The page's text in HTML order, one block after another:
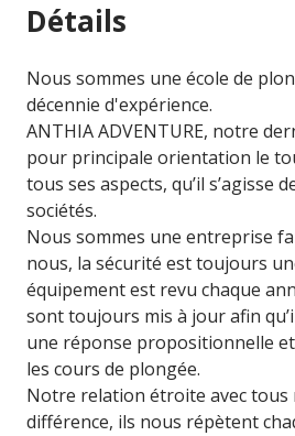
Détails
Nous sommes une école de
décennie d'expérience.
ANTHIA ADVENTURE, notre
pour principale orientation le
tous ses aspects, qu’il s’agisse
sociétés.
Nous sommes une entreprise
nous, la sécurité est toujours
équipement est revu chaque
sont toujours mis à jour afin
une réponse propositionnelle
les cours de plongée.
Notre relation étroite avec tous
différence, ils nous répètent